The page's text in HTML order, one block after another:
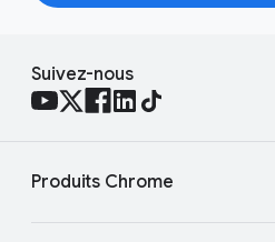
Suivez-nous
Produits Chrome